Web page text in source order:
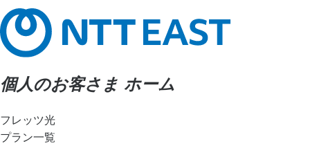
個人のお客さま ホーム
フレッツ光
プラン一覧